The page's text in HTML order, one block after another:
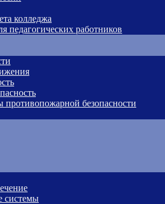
колледжа
педагогических работников
безопасности
системы